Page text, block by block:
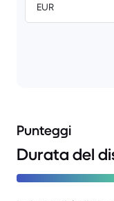
EUR
Punteggi
Durata del